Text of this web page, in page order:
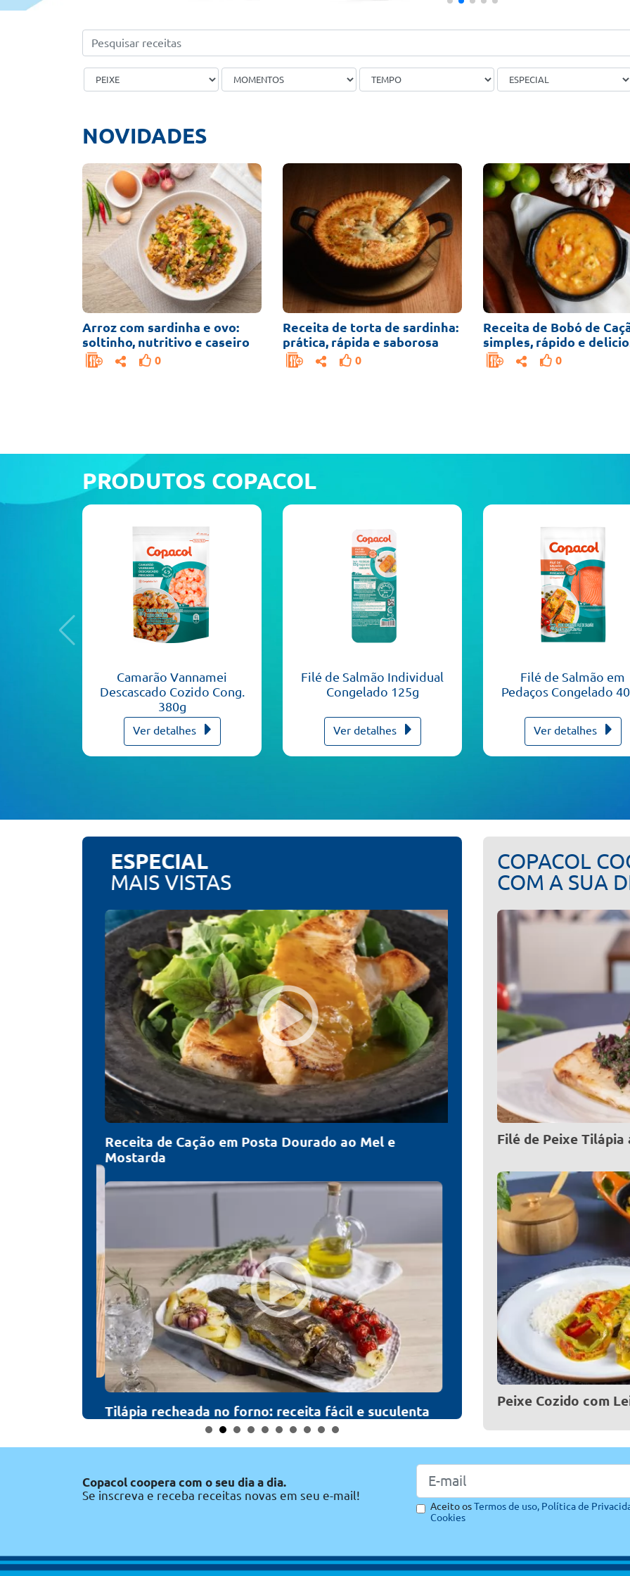
NOVIDADES
Arroz com sardinha e ovo:
soltinho, nutritivo e caseiro
0
Receita de torta de sardinha:
prática, rápida e saborosa
0
Receita de Bobó de
simples, rápido e
0
PRODUTOS COPACOL
Camarão Vannamei
Descascado Cozido Cong.
380g
Ver detalhes
Filé de Salmão Individual
Congelado 125g
Ver detalhes
Filé de Salmão em
Pedaços Congelado
Ver detalhes
ESPECIAL
MAIS VISTAS
Receita de Cação em Posta Dourado ao Mel e
Mostarda
Tilápia recheada no forno: receita fácil e suculenta
ESPECIAL
MAIS VISTAS
Peixe Cozido com Leite de
Sashimi de tilápia: receita
COPACOL
COM A SUA
Filé de Peixe Tilápia
Peixe Cozido com
Copacol coopera com o seu dia a dia.
Se inscreva e receba receitas novas em seu e-mail!
Aceito osTermos de uso, Política de
Cookies